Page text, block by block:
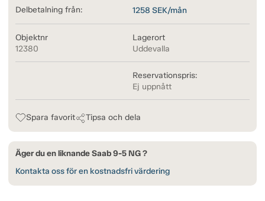
Delbetalning från: 1258 SEK/mån
Objektnr
12380
Lagerort
Uddevalla
Reservationspris:
Ej uppnått
Spara favorit Tipsa och dela
Äger du en liknande Saab 9-5 NG ?
Kontakta oss för en kostnadsfri värdering